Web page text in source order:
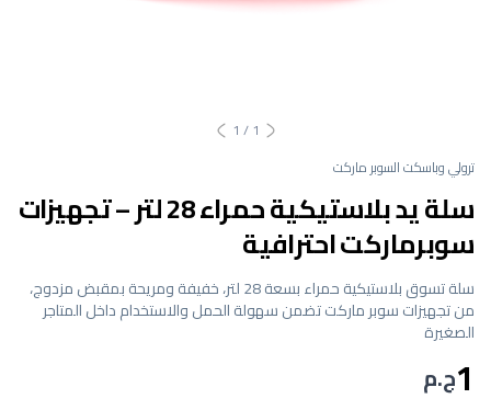
1
/
1
ترولي وباسكت السوبر ماركت
سلة يد بلاستيكية حمراء 28 لتر – تجهيزات
سوبرماركت احترافية
سلة تسوق بلاستيكية حمراء بسعة 28 لتر، خفيفة ومريحة بمقبض مزدوج،
من تجهيزات سوبر ماركت تضمن سهولة الحمل والاستخدام داخل المتاجر
الصغيرة
1ج.م